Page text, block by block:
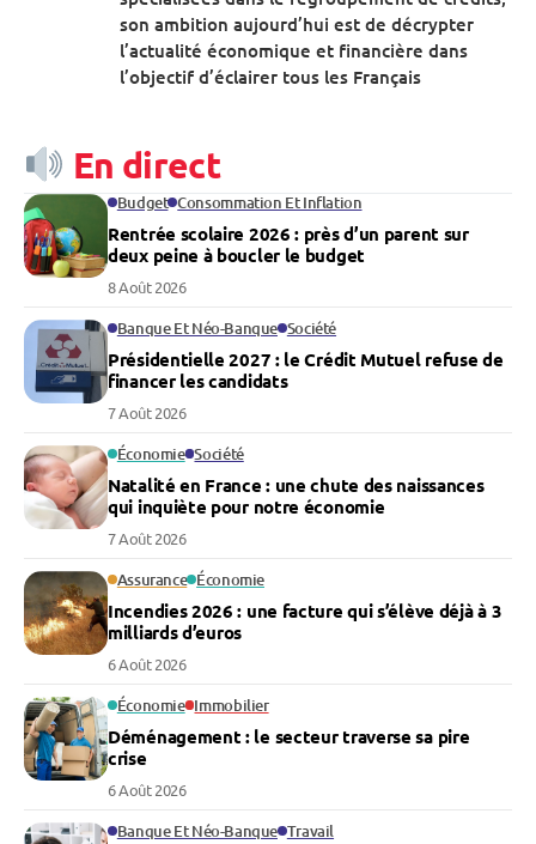
son ambition aujourd’hui est de décrypter
l’actualité économique et financière dans
l’objectif d’éclairer tous les Français
En direct
Budget Consommation Et Inflation
Rentrée scolaire 2026 : près d’un parent sur
deux peine à boucler le budget
8 Août 2026
Banque Et Néo-Banque Société
Présidentielle 2027 : le Crédit Mutuel refuse de
financer les candidats
7 Août 2026
Économie Société
Natalité en France : une chute des naissances
qui inquiète pour notre économie
7 Août 2026
Assurance Économie
Incendies 2026 : une facture qui s’élève déjà à 3
milliards d’euros
6 Août 2026
Économie Immobilier
Déménagement : le secteur traverse sa pire
crise
6 Août 2026
Banque Et Néo-Banque Travail